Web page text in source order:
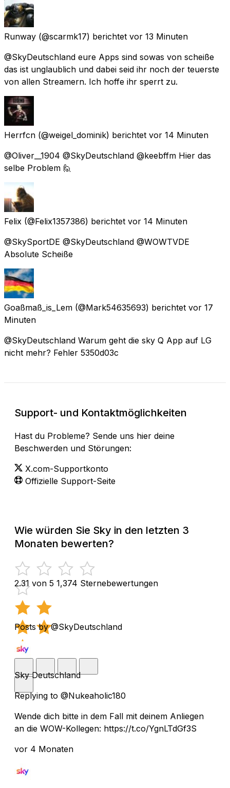
Runway (@scarmk17) berichtet vor 13 Minuten
@SkyDeutschland eure Apps sind sowas von scheiße
das ist unglaublich und dabei seid ihr noch der teuerste
von allen Streamern. Ich hoffe ihr sperrt zu.
Herrfcn (@weigel_dominik) berichtet vor 14 Minuten
@Oliver__1904 @SkyDeutschland @keebffm Hier das
selbe Problem 🙋
Felix (@Felix1357386) berichtet vor 14 Minuten
@SkySportDE @SkyDeutschland @WOWTVDE
Absolute Scheiße
Goaßmaß_is_Lem (@Mark54635693) berichtet vor 17
Minuten
@SkyDeutschland Warum geht die sky Q App auf LG
nicht mehr? Fehler 5350d03c
Support- und Kontaktmöglichkeiten
Hast du Probleme? Sende uns hier deine
Beschwerden und Störungen:
X.com-Supportkonto
Offizielle Support-Seite
Wie würden Sie Sky in den letzten 3
Monaten bewerten?
2.31 von 5 1,374 Sternebewertungen
Posts by @SkyDeutschland
Sky Deutschland
Replying to @Nukeaholic180
Wende dich bitte in dem Fall mit deinem Anliegen
an die WOW-Kollegen: https://t.co/YgnLTdGf3S
vor 4 Monaten